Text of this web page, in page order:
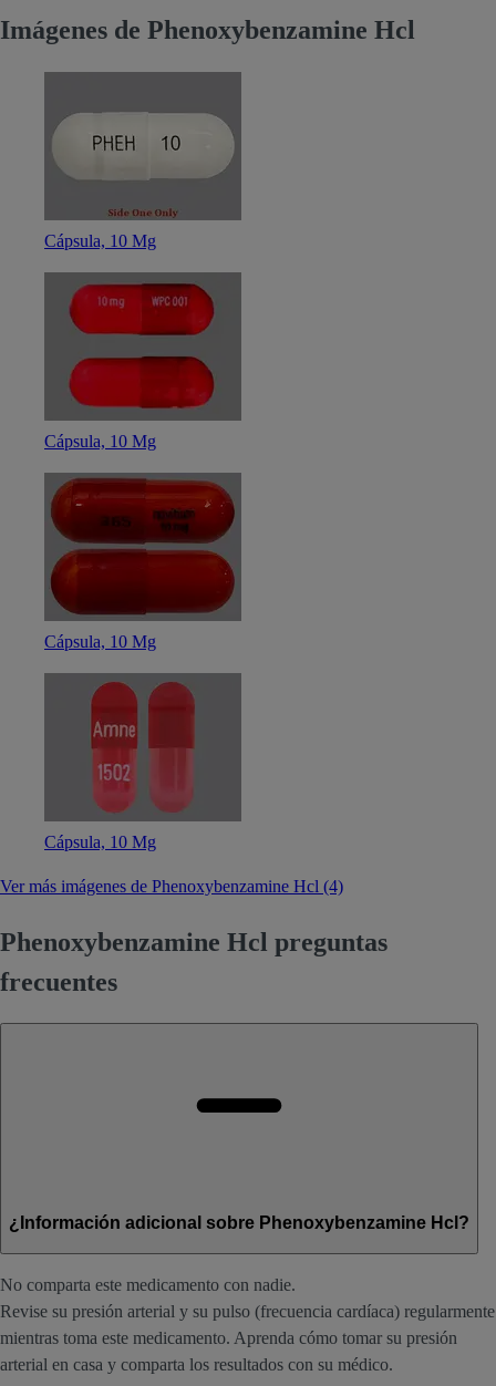
Imágenes de Phenoxybenzamine Hcl
Cápsula, 10 Mg
Cápsula, 10 Mg
Cápsula, 10 Mg
Cápsula, 10 Mg
Ver más imágenes de Phenoxybenzamine Hcl (4)
Phenoxybenzamine Hcl preguntas
frecuentes
¿Información adicional sobre Phenoxybenzamine Hcl?
No comparta este medicamento con nadie.
Revise su presión arterial y su pulso (frecuencia cardíaca) regularmente
mientras toma este medicamento. Aprenda cómo tomar su presión
arterial en casa y comparta los resultados con su médico.